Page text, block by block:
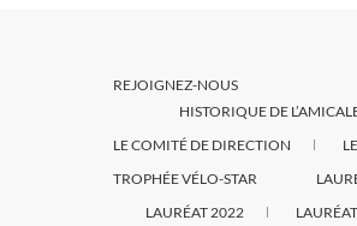
REJOIGNEZ-NOUS
HISTORIQUE DE
LE COMITÉ DE DIRECTION
TROPHÉE VÉLO-STAR
LAURÉAT 2022